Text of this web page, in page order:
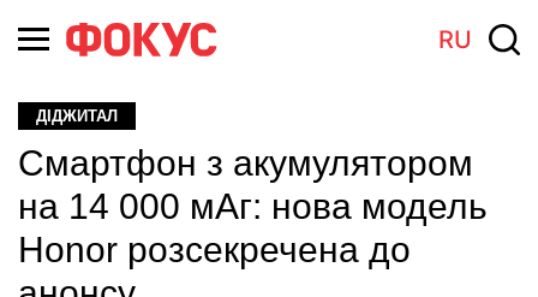
RU
ДІДЖИТАЛ
Смартфон з акумулятором
на 14 000 мАг: нова модель
Honor розсекречена до